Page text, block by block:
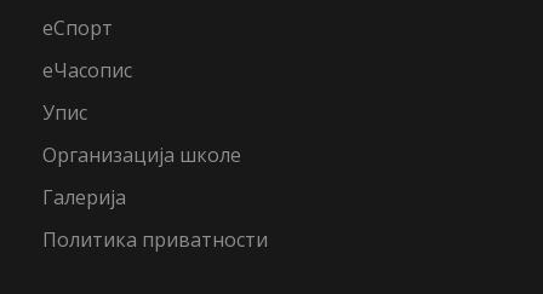
еСпорт
еЧасопис
Упис
Организација школе
Галерија
Политика приватности